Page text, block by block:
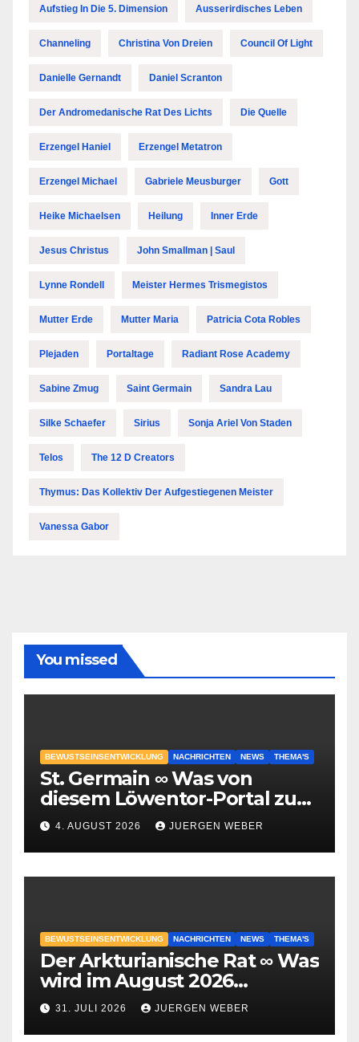
Aufstieg In Die 5. Dimension Ausserirdisches Leben
Channeling Christina Von Dreien Council Of Light
Danielle Gernandt Daniel Scranton
Der Andromedanische Rat Des Lichts Die Quelle
Erzengel Haniel Erzengel Metatron
Erzengel Michael Gabriele Meusburger Gott
Heike Michaelsen Heilung Inner Erde
Jesus Christus John Smallman | Saul
Lynne Rondell Meister Hermes Trismegistos
Mutter Erde Mutter Maria Patricia Cota Robles
Plejaden Portaltage Radiant Rose Academy
Sabine Zmug Saint Germain Sandra Lau
Silke Schaefer Sirius Sonja Ariel Von Staden
Telos The 12 D Creators
Thymus: Das Kollektiv Der Aufgestiegenen Meister
Vanessa Gabor
You missed
BEWUSTSEINSENTWICKLUNG NACHRICHTEN NEWS THEMA'S
St. Germain ∞ Was von
diesem Löwentor-Portal zu
erwarten ist
4. AUGUST 2026 JUERGEN WEBER
BEWUSTSEINSENTWICKLUNG NACHRICHTEN NEWS THEMA'S
Der Arkturianische Rat ∞ Was
wird im August 2026
geschehen?
31. JULI 2026 JUERGEN WEBER